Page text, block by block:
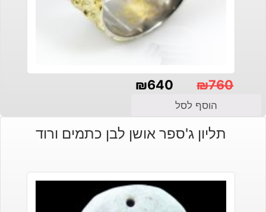
₪760
המקורי
₪640
הנוכחי
הוסף לסל
תליון ג'ספר אושן לבן כתמים ורוד